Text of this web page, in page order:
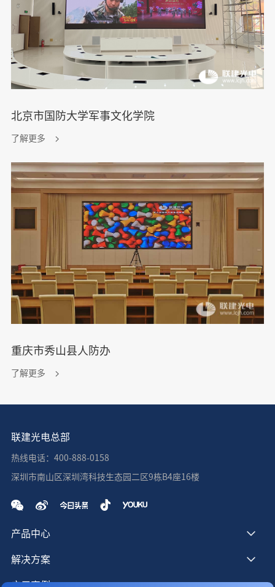
北京市国防大学军事文化学院
了解更多
重庆市秀山县人防办
了解更多
联建光电总部
热线电话：400-888-0158
深圳市南山区深圳湾科技生态园二区9栋B4座16楼
产品中心
解决方案